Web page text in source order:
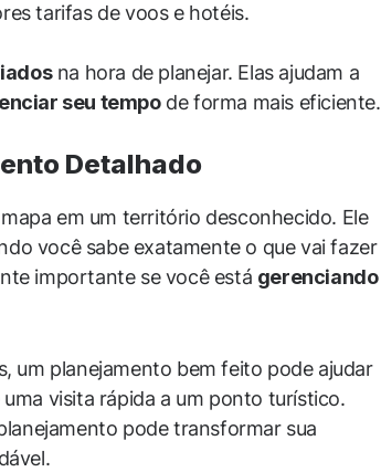
tarifas de voos e hotéis.
na hora de planejar. Elas ajudam a
seu tempode forma mais eficiente.
Detalhado
em um território desconhecido. Ele
você sabe exatamente o que vai fazer
importante se você está gerenciando
um planejamento bem feito pode ajudar
visita rápida a um ponto turístico.
pode transformar sua